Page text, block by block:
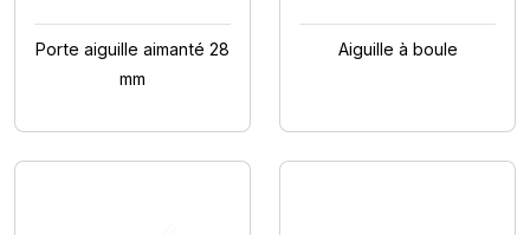
Porte aiguille aimanté 28
mm
Aiguille à boule